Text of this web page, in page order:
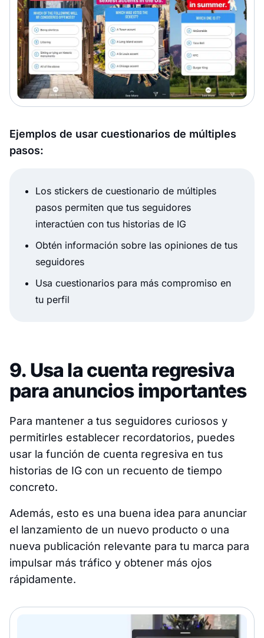
Ejemplos de usar cuestionarios de múltiples
pasos:
Los stickers de cuestionario de múltiples
pasos permiten que tus seguidores
interactúen con tus historias de IG
Obtén información sobre las opiniones de tus
seguidores
Usa cuestionarios para más compromiso en
tu perfil
9. Usa la cuenta regresiva
para anuncios importantes
Para mantener a tus seguidores curiosos y
permitirles establecer recordatorios, puedes
usar la función de cuenta regresiva en tus
historias de IG con un recuento de tiempo
concreto.
Además, esto es una buena idea para anunciar
el lanzamiento de un nuevo producto o una
nueva publicación relevante para tu marca para
impulsar más tráfico y obtener más ojos
rápidamente.